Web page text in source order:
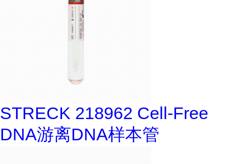
STRECK 218962 Cell-Free
DNA游离DNA样本管